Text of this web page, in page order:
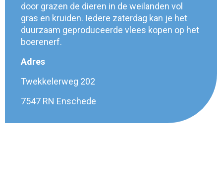
door grazen de dieren in de weilanden vol
gras en kruiden. Iedere zaterdag kan je het
duurzaam geproduceerde vlees kopen op het
boerenerf.
Adres
Twekkelerweg 202
7547 RN Enschede